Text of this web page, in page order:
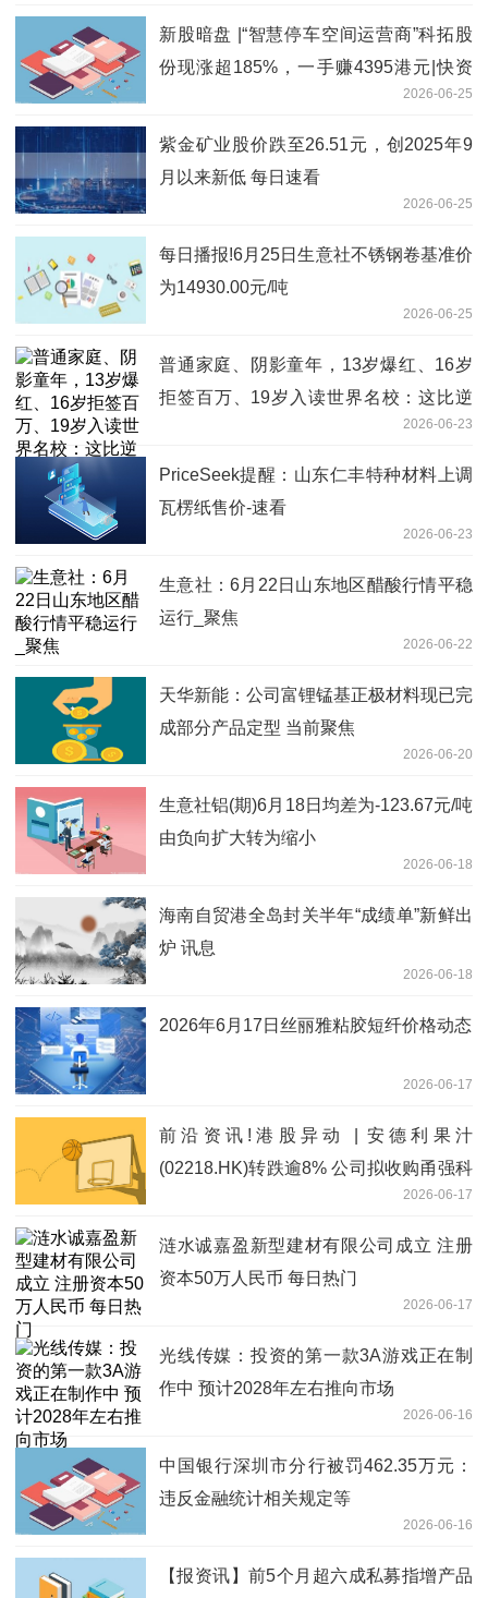
新股暗盘 |“智慧停车空间运营商”科拓股
份现涨超185%，一手赚4395港元|快资
2026-06-25
紫金矿业股价跌至26.51元，创2025年9
月以来新低 每日速看
2026-06-25
每日播报!6月25日生意社不锈钢卷基准价
为14930.00元/吨
2026-06-25
普通家庭、阴影童年，13岁爆红、16岁
拒签百万、19岁入读世界名校：这比逆
2026-06-23
PriceSeek提醒：山东仁丰特种材料上调
瓦楞纸售价-速看
2026-06-23
生意社：6月22日山东地区醋酸行情平稳
运行_聚焦
2026-06-22
天华新能：公司富锂锰基正极材料现已完
成部分产品定型 当前聚焦
2026-06-20
生意社铝(期)6月18日均差为-123.67元/吨
由负向扩大转为缩小
2026-06-18
海南自贸港全岛封关半年“成绩单”新鲜出
炉 讯息
2026-06-18
2026年6月17日丝丽雅粘胶短纤价格动态
2026-06-17
前沿资讯!港股异动 | 安德利果汁
(02218.HK)转跌逾8% 公司拟收购甬强科
2026-06-17
涟水诚嘉盈新型建材有限公司成立 注册
资本50万人民币 每日热门
2026-06-17
光线传媒：投资的第一款3A游戏正在制
作中 预计2028年左右推向市场
2026-06-16
中国银行深圳市分行被罚462.35万元：
违反金融统计相关规定等
2026-06-16
【报资讯】前5个月超六成私募指增产品